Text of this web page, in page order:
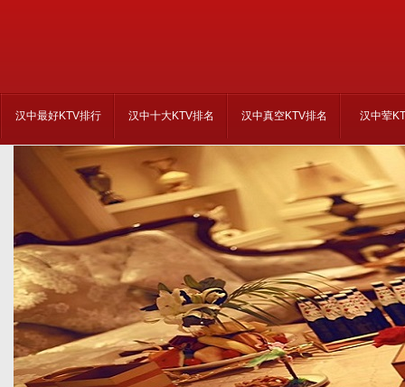
汉中最好KTV排行 汉中十大KTV排名 汉中真空KTV排名 汉中荤